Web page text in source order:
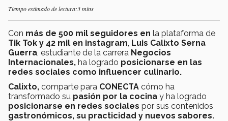
Tiempo estimado de lectura:3 mins
Con más de 500 mil seguidores en la plataforma de
Tik Tok y 42 mil en instagram Luis Calixto Serna
Guerra , estudiante de la carrera Negocios
Internacionales, ha logrado posicionarse en las
redes sociales como influencer culinario.
Calixto, comparte para CONECTA cómo ha
transformado su pasión por la cocina y ha logrado
posicionarse en redes sociales por sus contenidos
gastronómicos, su practicidad y nuevos sabores.